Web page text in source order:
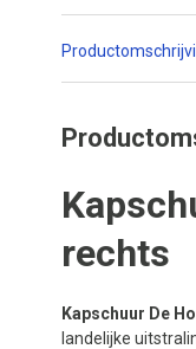
de
gallerij
rechts
Kapschuur De
landelijke